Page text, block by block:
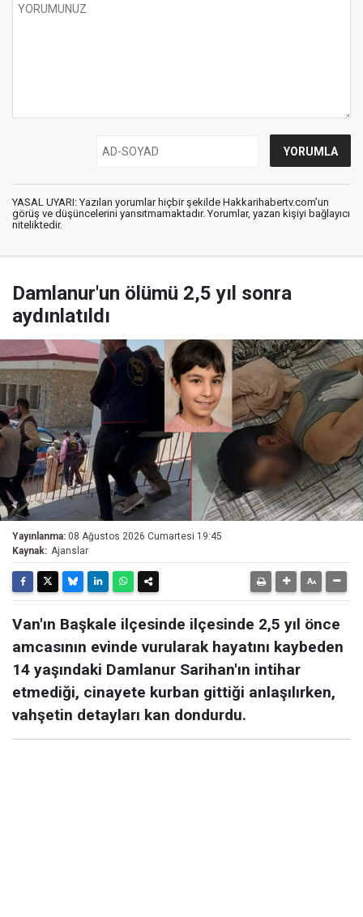
YASAL UYARI: Yazılan yorumlar hiçbir şekilde Hakkarihabertv.com’un
görüş ve düşüncelerini yansıtmamaktadır. Yorumlar, yazan kişiyi bağlayıcı
niteliktedir.
Damlanur'un ölümü 2,5 yıl sonra
aydınlatıldı
Yayınlanma: 08 Ağustos 2026 Cumartesi 19:45
Kaynak: Ajanslar
Van'ın Başkale ilçesinde ilçesinde 2,5 yıl önce
amcasının evinde vurularak hayatını kaybeden
14 yaşındaki Damlanur Sarihan'ın intihar
etmediği, cinayete kurban gittiği anlaşılırken,
vahşetin detayları kan dondurdu.